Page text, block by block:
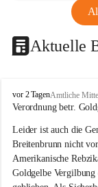
Aktuelle
B
r
i
t
e
n
b
vor 2 TagenAmtliche
Verordnung betr.
Leider ist auch die
Breitenbrunn nicht
Amerikanische
Goldgelbe Vergilbung